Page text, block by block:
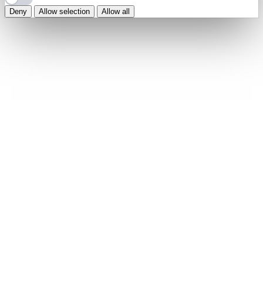
Deny Allow selection Allow all